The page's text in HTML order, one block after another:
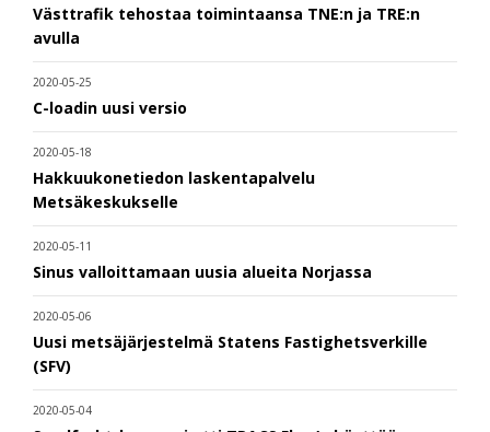
Västtrafik tehostaa toimintaansa TNE:n ja TRE:n
avulla
2020-05-25
C-loadin uusi versio
2020-05-18
Hakkuukonetiedon laskentapalvelu
Metsäkeskukselle
2020-05-11
Sinus valloittamaan uusia alueita Norjassa
2020-05-06
Uusi metsäjärjestelmä Statens Fastighetsverkille
(SFV)
2020-05-04